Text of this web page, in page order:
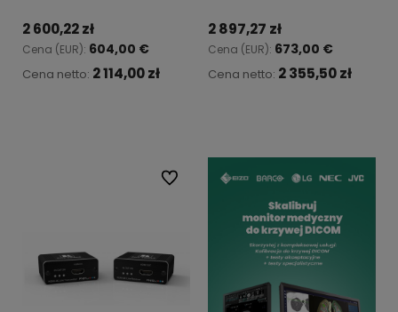
2 600,22 zł
Cena (EUR): 604,00 €
Cena netto: 2 114,00 zł
2 897,27 zł
Cena (EUR): 673,00 €
Cena netto: 2 355,50 zł
Do ulubionych